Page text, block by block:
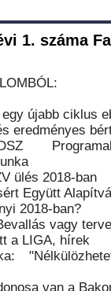
1. száma
újabb ciklus
eredményes
ülés 2018-ban
Együtt
2018-ban?
vagy
a LIGA, hírek
van a